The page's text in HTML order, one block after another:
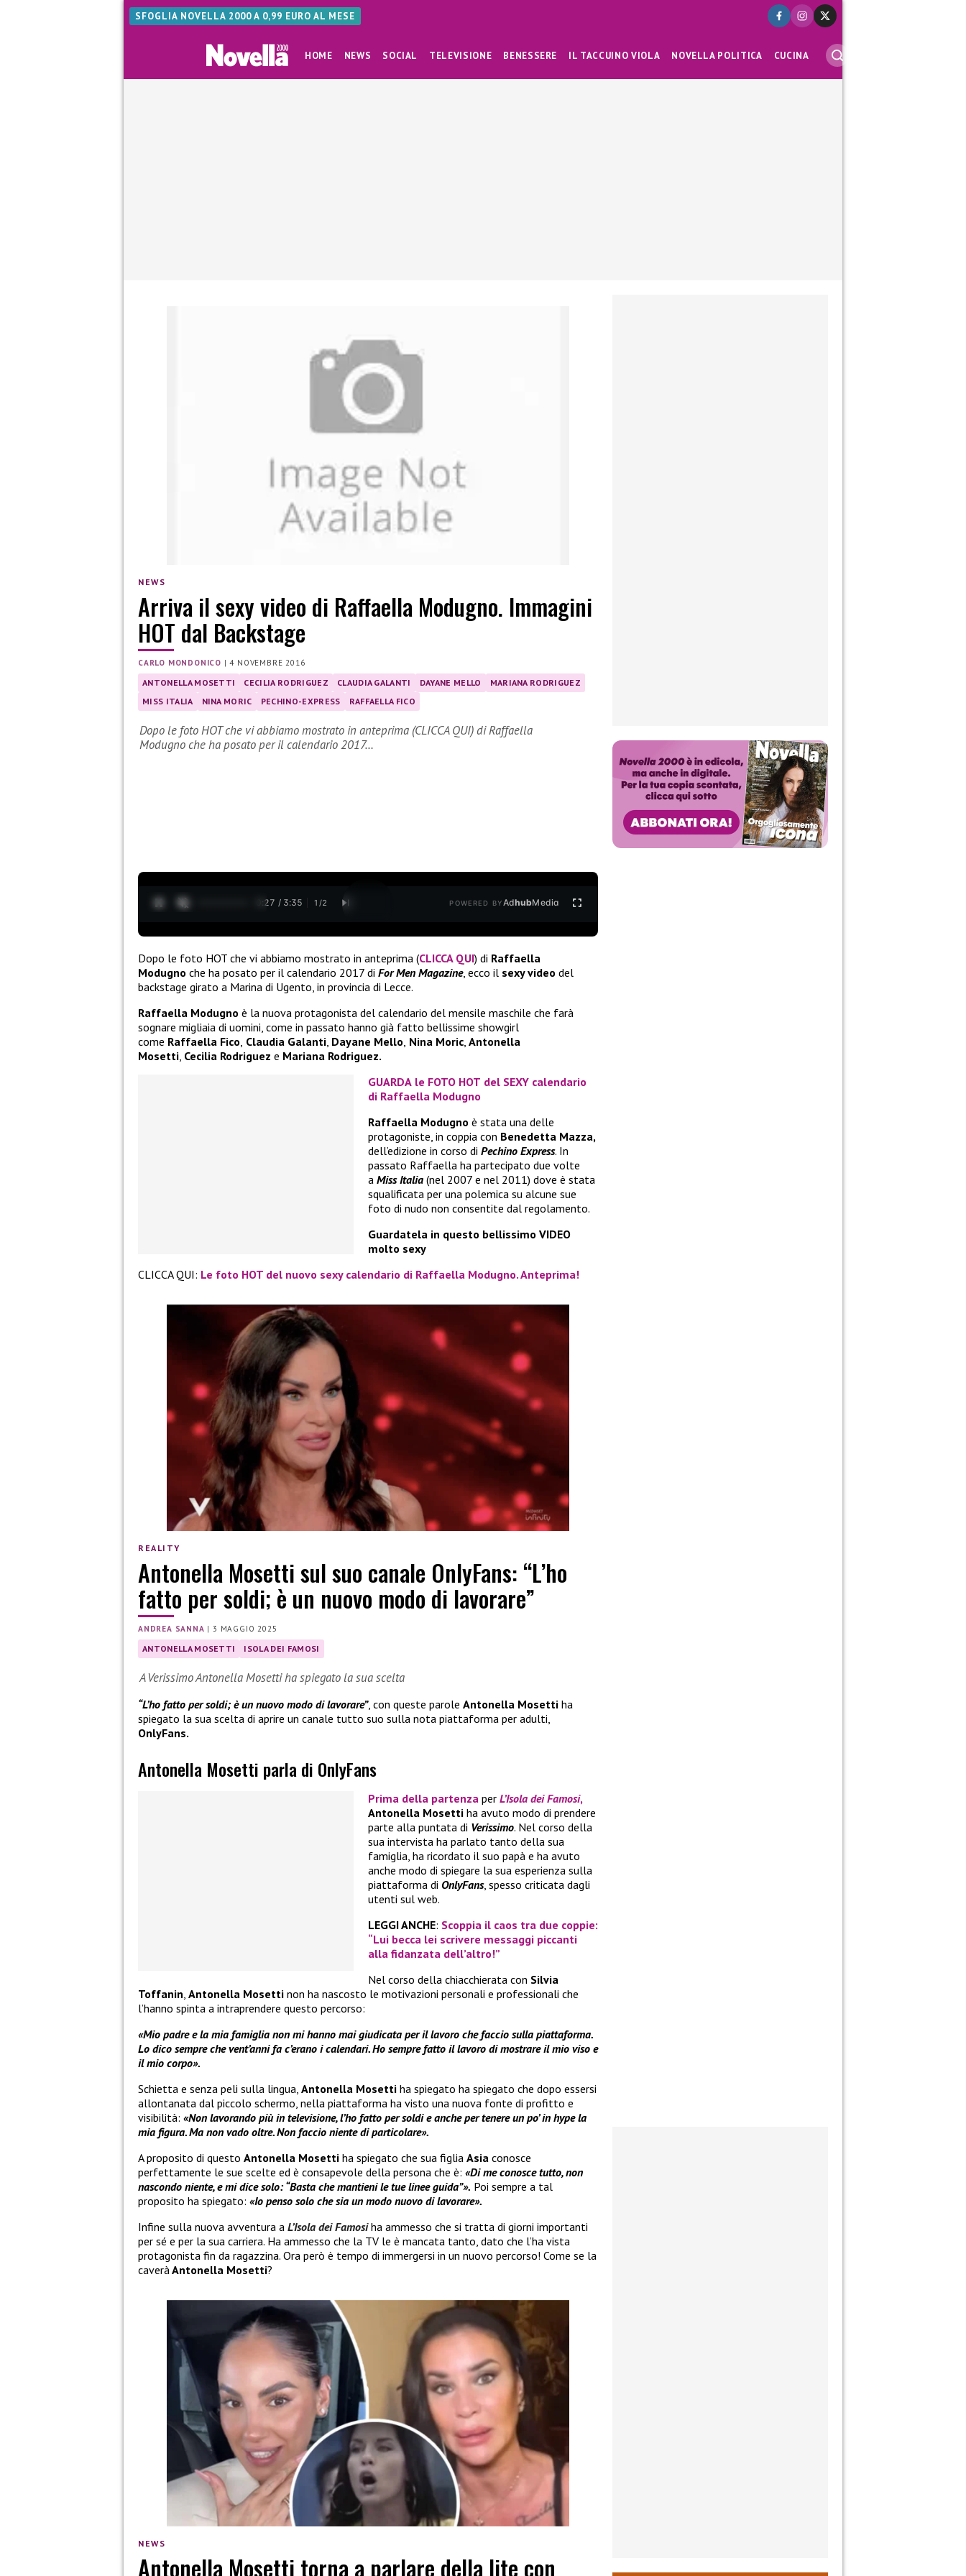
SFOGLIA NOVELLA 2000 A 0,99 EURO AL MESE
HOME NEWS SOCIAL TELEVISIONE BENESSERE IL TACCUINO VIOLA NOVELLA POLITICA CUCINA
NEWS
Arriva il sexy video di Raffaella Modugno. Immagini
HOT dal Backstage
CARLO MONDONICO |4 NOVEMBRE 2016
ANTONELLA MOSETTI CECILIA RODRIGUEZ CLAUDIA GALANTI DAYANE MELLO
MARIANA RODRIGUEZ
MISS ITALIA
NINA MORIC PECHINO-EXPRESS RAFFAELLA FICO
Dopo le foto HOT che vi abbiamo mostrato in anteprima (CLICCA QUI) di Raffaella
Modugno che ha posato per il calendario 2017…
0:28 / 3:35 1 /2 POWERED BYAdhubMedia
Dopo le foto HOT che vi abbiamo mostrato in anteprima (CLICCA QUI) di Raffaella
Modugno che ha posato per il calendario 2017 di For Men Magazine, ecco il sexy video del
backstage girato a Marina di Ugento, in provincia di Lecce.
Raffaella Modugno è la nuova protagonista del calendario del mensile maschile che farà
sognare migliaia di uomini, come in passato hanno già fatto bellissime showgirl
come Raffaella Fico Claudia Galanti Dayane Mello Nina Moric Antonella
Mosetti Cecilia Rodriguez e Mariana Rodriguez.
GUARDA le FOTO HOT del SEXY calendario
di Raffaella Modugno
Raffaella Modugno è stata una delle
protagoniste, in coppia con Benedetta Mazza,
dell’edizione in corso di Pechino Express. In
passato Raffaella ha partecipato due volte
a Miss Italia (nel 2007 e nel 2011) dove è stata
squalificata per una polemica su alcune sue
foto di nudo non consentite dal regolamento.
Guardatela in questo bellissimo VIDEO
molto sexy
CLICCA QUI: Le foto HOT del nuovo sexy calendario di Raffaella Modugno. Anteprima!
REALITY
Antonella Mosetti sul suo canale OnlyFans: “L’ho
fatto per soldi; è un nuovo modo di lavorare”
ANDREA SANNA |3 MAGGIO 2025
ANTONELLA MOSETTI ISOLA DEI FAMOSI
A Verissimo Antonella Mosetti ha spiegato la sua scelta
“L’ho fatto per soldi; è un nuovo modo di lavorare”, con queste parole Antonella Mosetti ha
spiegato la sua scelta di aprire un canale tutto suo sulla nota piattaforma per adulti,
OnlyFans.
Antonella Mosetti parla di OnlyFans
Prima della partenza per L’Isola dei Famosi,
Antonella Mosetti ha avuto modo di prendere
parte alla puntata di Verissimo. Nel corso della
sua intervista ha parlato tanto della sua
famiglia, ha ricordato il suo papà e ha avuto
anche modo di spiegare la sua esperienza sulla
piattaforma di OnlyFans, spesso criticata dagli
utenti sul web.
LEGGI ANCHE: Scoppia il caos tra due coppie:
“Lui becca lei scrivere messaggi piccanti
alla fidanzata dell’altro!”
Nel corso della chiacchierata con Silvia
Toffanin, Antonella Mosetti non ha nascosto le motivazioni personali e professionali che
l’hanno spinta a intraprendere questo percorso:
«Mio padre e la mia famiglia non mi hanno mai giudicata per il lavoro che faccio sulla piattaforma.
Lo dico sempre che vent’anni fa c’erano i calendari. Ho sempre fatto il lavoro di mostrare il mio viso e
il mio corpo».
Schietta e senza peli sulla lingua, Antonella Mosetti ha spiegato ha spiegato che dopo essersi
allontanata dal piccolo schermo, nella piattaforma ha visto una nuova fonte di profitto e
visibilità: «Non lavorando più in televisione, l’ho fatto per soldi e anche per tenere un po’ in hype la
mia figura. Ma non vado oltre. Non faccio niente di particolare».
A proposito di questo Antonella Mosetti ha spiegato che sua figlia Asia conosce
perfettamente le sue scelte ed è consapevole della persona che è: «Di me conosce tutto, non
nascondo niente, e mi dice solo: “Basta che mantieni le tue linee guida”». Poi sempre a tal
proposito ha spiegato: «Io penso solo che sia un modo nuovo di lavorare».
Infine sulla nuova avventura a L’Isola dei Famosiha ammesso che si tratta di giorni importanti
per sé e per la sua carriera. Ha ammesso che la TV le è mancata tanto, dato che l’ha vista
protagonista fin da ragazzina. Ora però è tempo di immergersi in un nuovo percorso! Come se la
caveràAntonella Mosetti?
NEWS
Antonella Mosetti torna a parlare della lite con